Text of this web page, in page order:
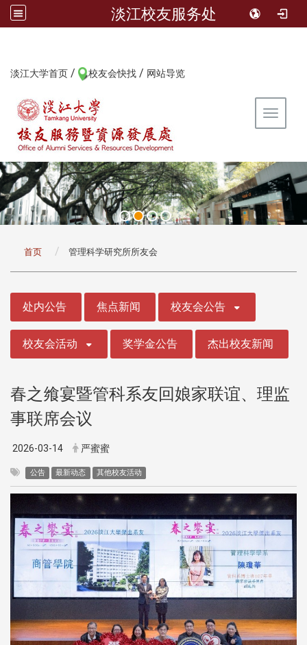
淡江校友服务处
淡江大学首页 / 校友会快找 / 网站导览
Toggle
首页 管理科学研究所所友会
处内公告 焦点新闻 校友会公告
校友会活动 奖学金公告 杰出校友新闻
春之飨宴暨管科系友回娘家联谊、理监
事联席会议
2026-03-14 严蜜蜜
公告 最新动态 其他校友活动